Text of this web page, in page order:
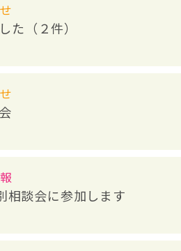
た（２件）
相談会に参加します